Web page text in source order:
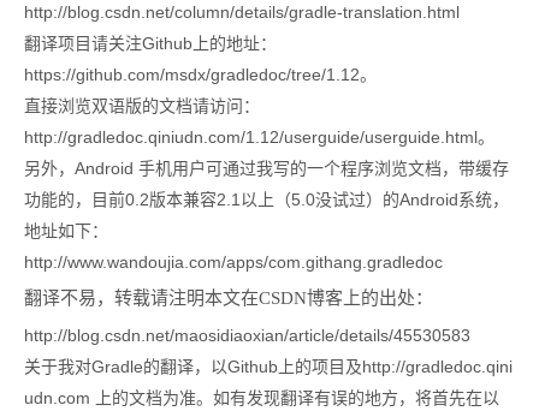
http://blog.csdn.net/column/details/gradle-translation.html
翻译项目请关注Github上的地址：
https://github.com/msdx/gradledoc/tree/1.12。
直接浏览双语版的文档请访问：
http://gradledoc.qiniudn.com/1.12/userguide/userguide.html。
另外，Android 手机用户可通过我写的一个程序浏览文档，带缓存
功能的，目前0.2版本兼容2.1以上（5.0没试过）的Android系统，
地址如下：
http://www.wandoujia.com/apps/com.githang.gradledoc
翻译不易，转载请注明本文在CSDN博客上的出处：
http://blog.csdn.net/maosidiaoxian/article/details/45530583
关于我对Gradle的翻译，以Github上的项目及http://gradledoc.qini
udn.com 上的文档为准。如有发现翻译有误的地方，将首先在以